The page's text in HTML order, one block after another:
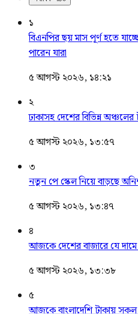
১
বিএনপির ছয় মাস পূর্ণ হতে
পারেন যারা
৫ আগস্ট ২০২৬, ১৪:২১
২
ঢাকাসহ দেশের বিভিন্ন
৫ আগস্ট ২০২৬, ১৩:৫৭
৩
নতুন পে স্কেল নিয়ে বাড়ছে
৫ আগস্ট ২০২৬, ১৩:৪৭
৪
আজকে দেশের বাজারে যে
৫ আগস্ট ২০২৬, ১৩:৩৮
৫
আজকে বাংলাদেশি টাকায়